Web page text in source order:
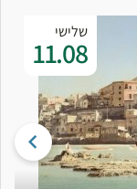
שלישי
11.08